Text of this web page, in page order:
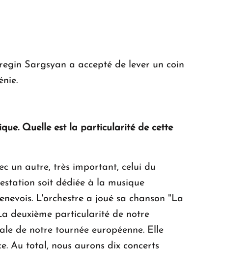
Sargsyan a accepté de lever un coin
Quelle est la particularité de cette
un autre, très important, celui du
soit dédiée à la musique
L'orchestre a joué sa chanson "La
deuxième particularité de notre
de notre tournée européenne. Elle
Au total, nous aurons dix concerts